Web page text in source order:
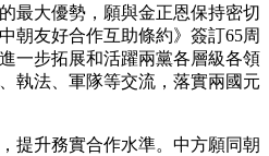
最大優勢，願與金正恩保持密切
朝友好合作互助條約》簽訂65周
一步拓展和活躍兩黨各層級各領
執法、軍隊等交流，落實兩國元
提升務實合作水準。中方願同朝